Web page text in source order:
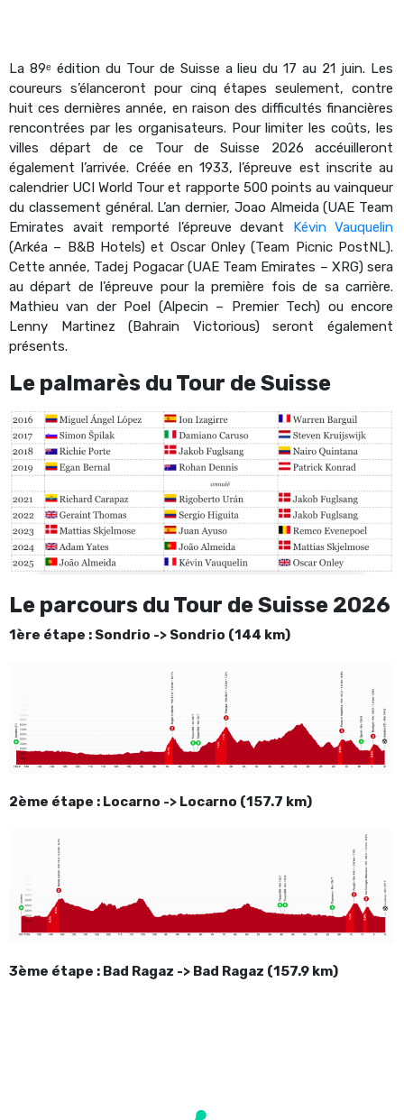
La 89ᵉ édition du Tour de Suisse a lieu du 17 au 21 juin. Les
coureurs s’élanceront pour cinq étapes seulement, contre
huit ces dernières année, en raison des difficultés financières
rencontrées par les organisateurs. Pour limiter les coûts, les
villes départ de ce Tour de Suisse 2026 accéuilleront
également l’arrivée. Créée en 1933, l’épreuve est inscrite au
calendrier UCI World Tour et rapporte 500 points au vainqueur
du classement général. L’an dernier, Joao Almeida (UAE Team
Emirates avait remporté l’épreuve devant Kévin Vauquelin
(Arkéa – B&B Hotels) et Oscar Onley (Team Picnic PostNL).
Cette année, Tadej Pogacar (UAE Team Emirates – XRG) sera
au départ de l’épreuve pour la première fois de sa carrière.
Mathieu van der Poel (Alpecin – Premier Tech) ou encore
Lenny Martinez (Bahrain Victorious) seront également
présents.
Le palmarès du Tour de Suisse
Le parcours du Tour de Suisse 2026
1ère étape : Sondrio -> Sondrio (144 km)
2ème étape : Locarno -> Locarno (157.7 km)
3ème étape : Bad Ragaz -> Bad Ragaz (157.9 km)